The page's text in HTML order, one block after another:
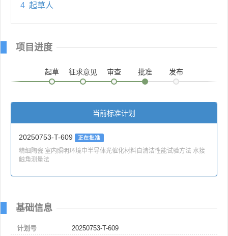
4 起草人
项目进度
起草 征求意见 审查 批准 发布
当前标准计划
20250753-T-609 正在批准
精细陶瓷 室内照明环境中半导体光催化材料自清洁性能试验方法 水接
触角测量法
基础信息
计划号
20250753-T-609